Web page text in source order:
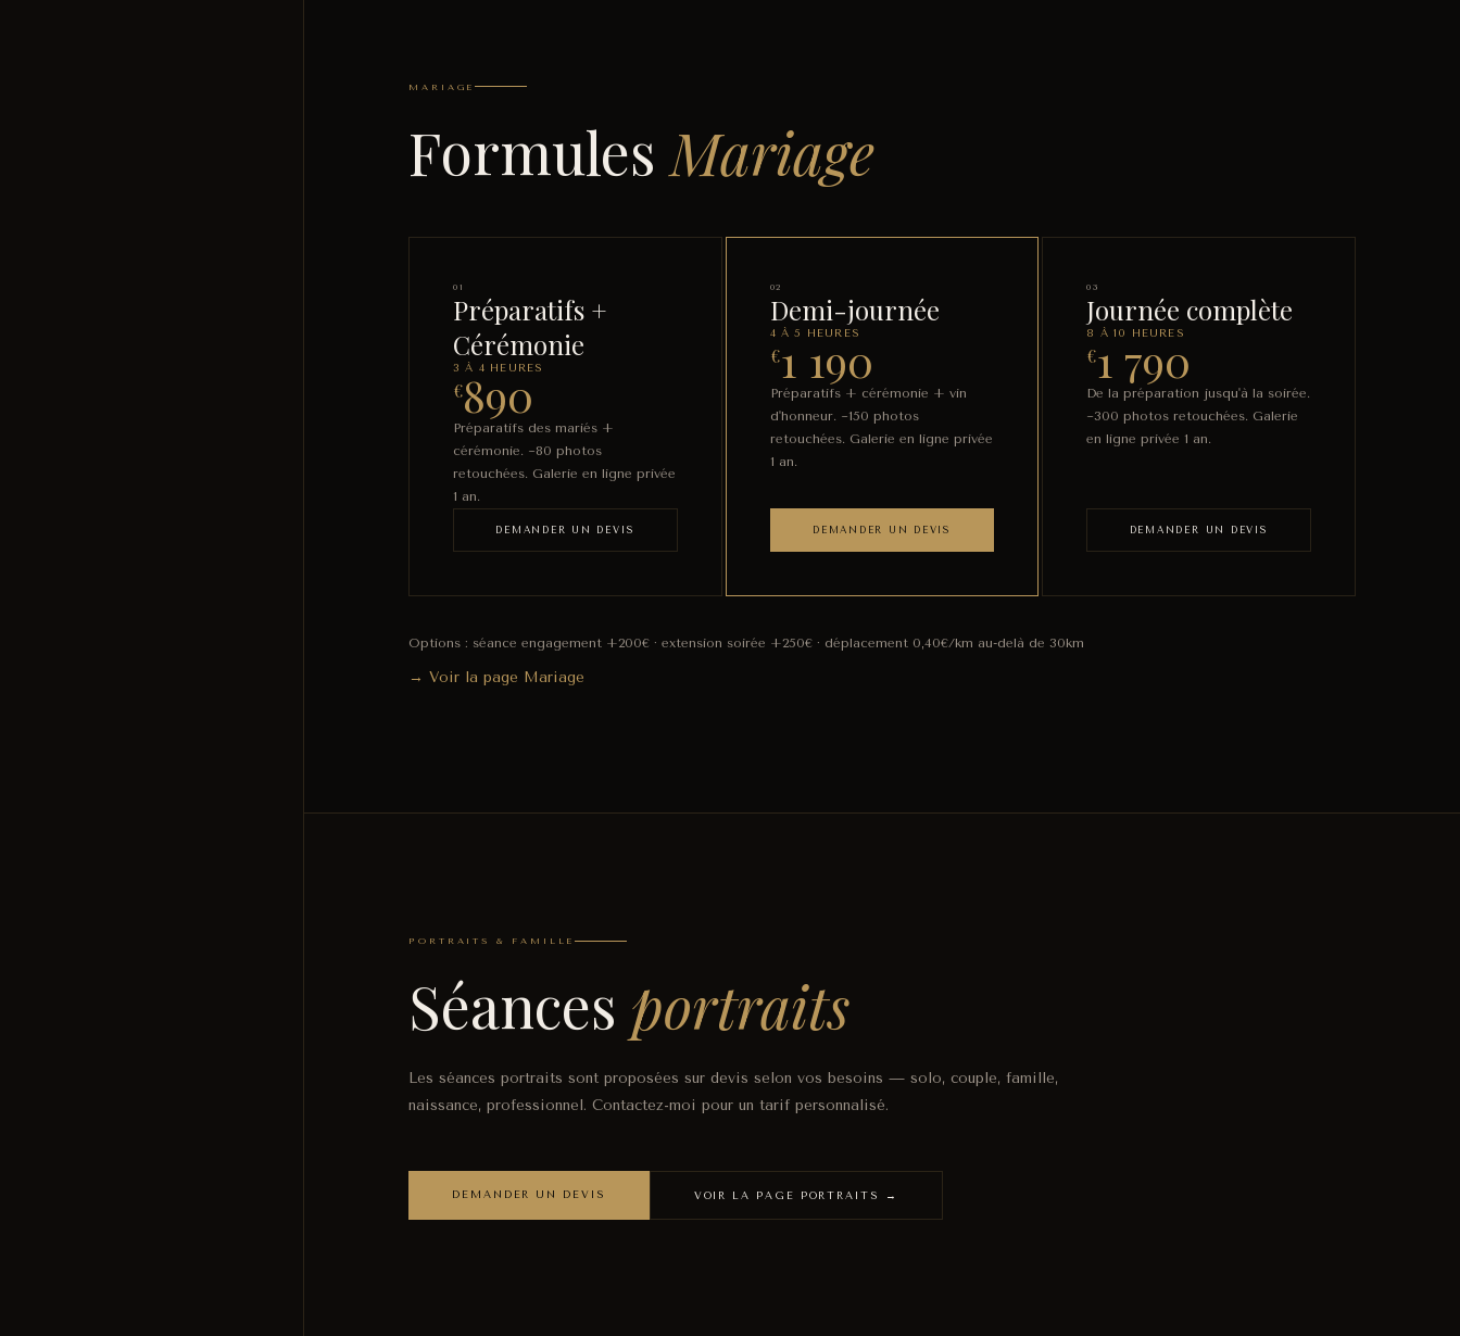
MARIAGE
Formules Mariage
01
Préparatifs +
Cérémonie
3 À 4 HEURES
€890
Préparatifs des mariés +
cérémonie. ~80 photos
retouchées. Galerie en ligne privée
1 an.
DEMANDER UN DEVIS
02
Demi-journée
4 À 5 HEURES
€1 190
Préparatifs + cérémonie + vin
d'honneur. ~150 photos
retouchées. Galerie en ligne privée
1 an.
DEMANDER UN DEVIS
03
Journée complète
8 À 10 HEURES
€1 790
De la préparation jusqu'à la soirée.
~300 photos retouchées. Galerie
en ligne privée 1 an.
DEMANDER UN DEVIS
Options : séance engagement +200€ · extension soirée +250€ · déplacement 0,40€/km au-delà de 30km
→ Voir la page Mariage
PORTRAITS & FAMILLE
Séances portraits
Les séances portraits sont proposées sur devis selon vos besoins — solo, couple, famille,
naissance, professionnel. Contactez-moi pour un tarif personnalisé.
DEMANDER UN DEVIS VOIR LA PAGE PORTRAITS →